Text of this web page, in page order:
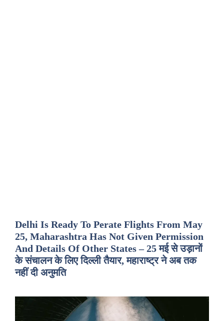
Delhi Is Ready To Perate Flights From May
25, Maharashtra Has Not Given Permission
And Details Of Other States – 25 मई से उड़ानों
के संचालन के लिए दिल्ली तैयार, महाराष्ट्र ने अब तक
नहीं दी अनुमति